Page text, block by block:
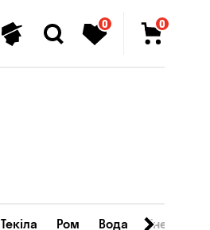
0 0
Текіла Ром Вода